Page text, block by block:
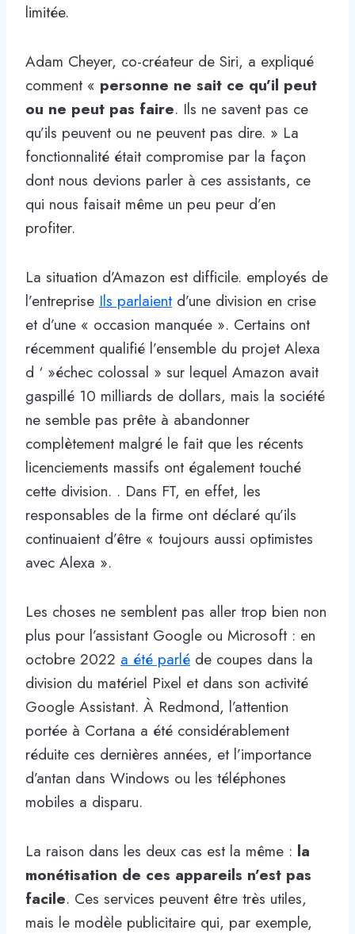
limitée.
Adam Cheyer, co-créateur de Siri, a expliqué
comment « personne ne sait ce qu’il peut
ou ne peut pas faire. Ils ne savent pas ce
qu’ils peuvent ou ne peuvent pas dire. » La
fonctionnalité était compromise par la façon
dont nous devions parler à ces assistants, ce
qui nous faisait même un peu peur d’en
profiter.
La situation d’Amazon est difficile. employés de
l’entreprise Ils parlaient d’une division en crise
et d’une « occasion manquée ». Certains ont
récemment qualifié l’ensemble du projet Alexa
d ‘ »échec colossal » sur lequel Amazon avait
gaspillé 10 milliards de dollars, mais la société
ne semble pas prête à abandonner
complètement malgré le fait que les récents
licenciements massifs ont également touché
cette division. . Dans FT, en effet, les
responsables de la firme ont déclaré qu’ils
continuaient d’être « toujours aussi optimistes
avec Alexa ».
Les choses ne semblent pas aller trop bien non
plus pour l’assistant Google ou Microsoft : en
octobre 2022 a été parlé de coupes dans la
division du matériel Pixel et dans son activité
Google Assistant. À Redmond, l’attention
portée à Cortana a été considérablement
réduite ces dernières années, et l’importance
d’antan dans Windows ou les téléphones
mobiles a disparu.
La raison dans les deux cas est la même : la
monétisation de ces appareils n’est pas
facile. Ces services peuvent être très utiles,
mais le modèle publicitaire qui, par exemple,